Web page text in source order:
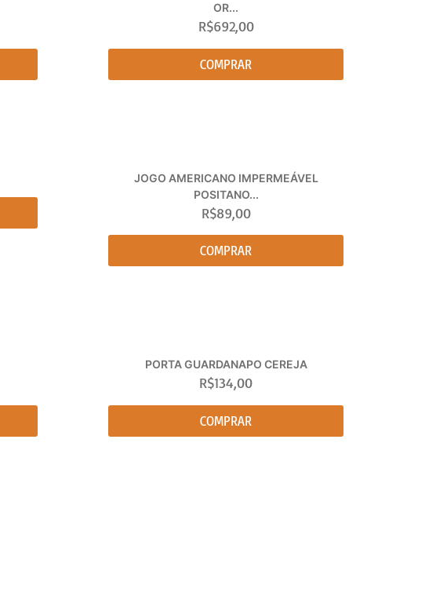
OR...
R$692,00
COMPRAR
JOGO AMERICANO IMPERMEÁVEL
POSITANO...
R$89,00
COMPRAR
PORTA GUARDANAPO CEREJA
R$134,00
COMPRAR